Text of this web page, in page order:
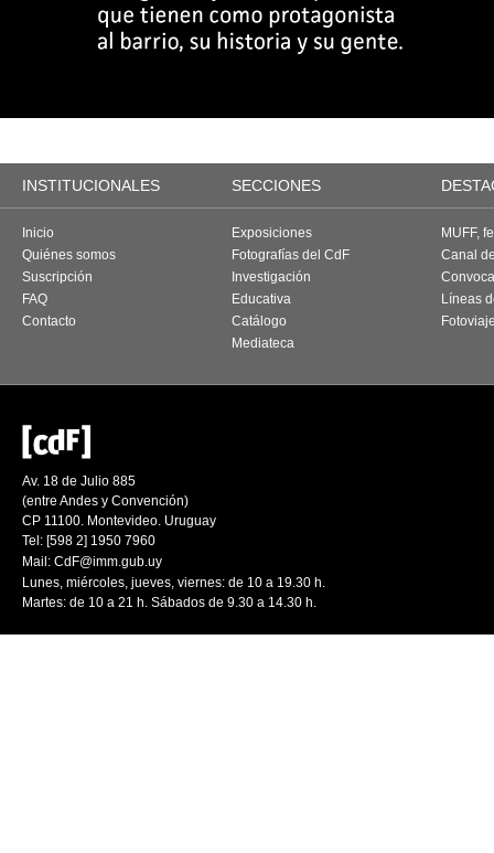
INSTITUCIONALES SECCIONES
Inicio
Quiénes somos
Suscripción
FAQ
Contacto
Exposiciones
Fotografías del CdF
Investigación
Educativa
Catálogo
Mediateca
MUFF,
Canal
Líneas
Av. 18 de Julio 885
(entre Andes y Convención)
CP 11100. Montevideo. Uruguay
Tel: [598 2] 1950 7960
Mail: CdF@imm.gub.uy
Lunes, miércoles, jueves, viernes: de 10 a 19.30 h.
Martes: de 10 a 21 h. Sábados de 9.30 a 14.30 h.